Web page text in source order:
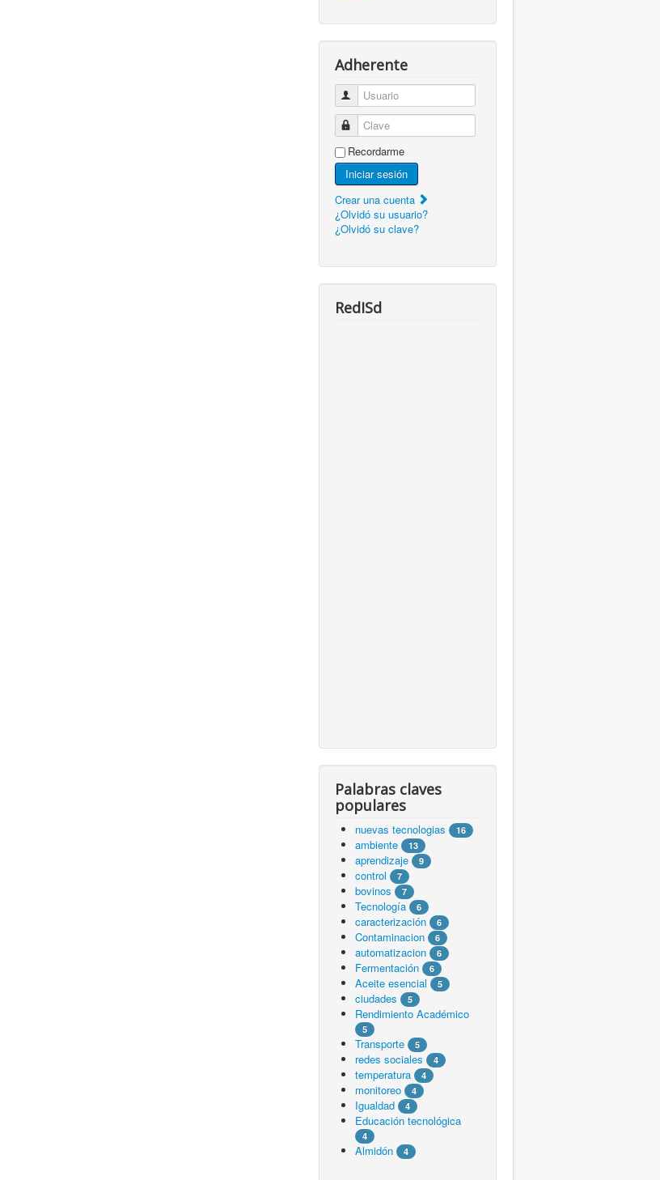
Adherente
Usuario
Clave
Recordarme
Iniciar sesión
Crear una cuenta
¿Olvidó su usuario?
¿Olvidó su clave?
RedISd
Palabras claves
populares
nuevas tecnologias 16
ambiente 13
aprendizaje 9
control 7
bovinos 7
Tecnología 6
caracterización 6
Contaminacion 6
automatizacion 6
Fermentación 6
Aceite esencial 5
ciudades 5
Rendimiento Académico
5
Transporte 5
redes sociales 4
temperatura 4
monitoreo 4
Igualdad 4
Educación tecnológica
4
Almidón 4